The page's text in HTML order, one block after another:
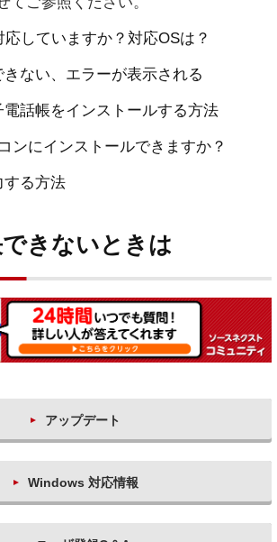
していますか？対応OSは？
ない、エラーが表示される
話帳をインストールする方法
ンにインストールできますか？
する方法
きないときは
アップデート
Windows 対応情報